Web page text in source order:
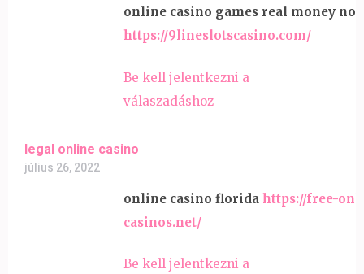
online casino games real money no
https://9lineslotscasino.com/
Be kell jelentkezni a
válaszadáshoz
legal online casino
július 26, 2022
online casino florida https://free-
casinos.net/
Be kell jelentkezni a